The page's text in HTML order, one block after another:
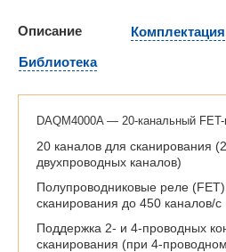
Описание
Комплектация
Библиотека
DAQM4000A — 20-канальный
20 каналов для сканирования
двухпроводных каналов)
Полупроводниковые реле
сканирования до 450 каналов/с
Поддержка 2- и 4-проводных
сканирования (при 4-